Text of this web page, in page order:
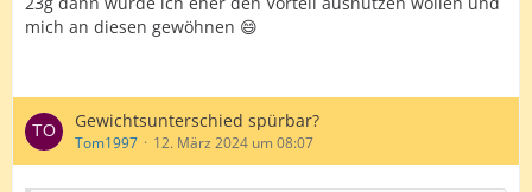
mich an diesen gewöhnen 😄
Gewichtsunterschied spürbar?
Tom1997 12. März 2024 um 08:07